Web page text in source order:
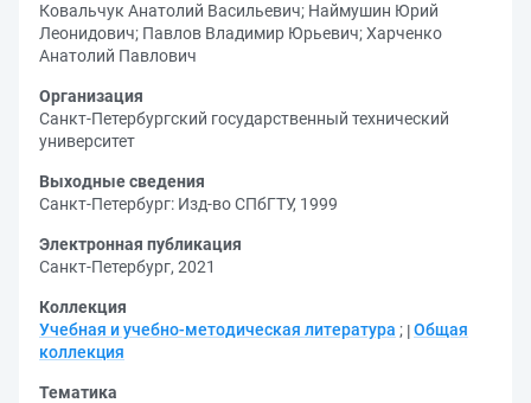
Ковальчук Анатолий Васильевич; Наймушин Юрий
Леонидович; Павлов Владимир Юрьевич;Харченко
Анатолий Павлович
Организация
Санкт-Петербургский государственный технический
университет
Выходные сведения
Санкт-Петербург: Изд-во СПбГТУ, 1999
Электронная публикация
Санкт-Петербург, 2021
Коллекция
Учебная и учебно-методическая литература ; Общая
коллекция
Тематика